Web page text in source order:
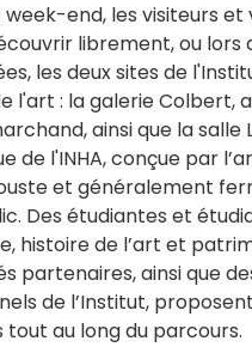
end, les visiteurs et
librement, ou lors
les deux sites de
l'art : la galerie Colbert,
ainsi que la salle
de l'INHA, conçue par
et généralement
Des étudiantes et
histoire de l’art et
partenaires, ainsi que
de l’Institut,
tout au long du parcours.